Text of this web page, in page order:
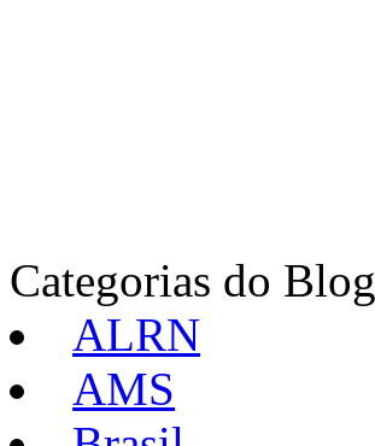
Categorias do Blog
ALRN
AMS